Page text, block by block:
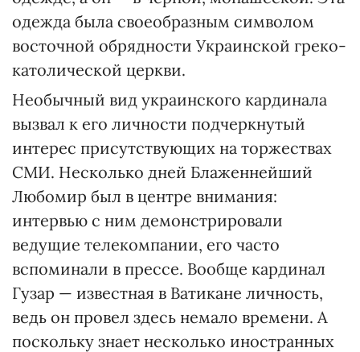
одежда была своеобразным символом
восточной обрядности Украинской греко-
католической церкви.
Необычный вид украинского кардинала
вызвал к его личности подчеркнутый
интерес присутствующих на торжествах
СМИ. Несколько дней Блаженнейший
Любомир был в центре внимания:
интервью с ним демонстрировали
ведущие телекомпании, его часто
вспоминали в прессе. Вообще кардинал
Гузар — известная в Ватикане личность,
ведь он провел здесь немало времени. А
поскольку знает несколько иностранных